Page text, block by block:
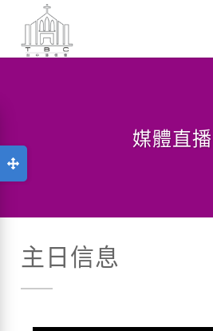
媒體直播
主日信息